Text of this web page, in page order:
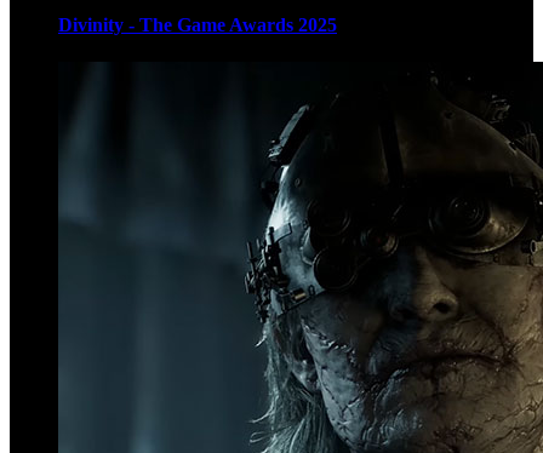
Divinity - The Game Awards 2025